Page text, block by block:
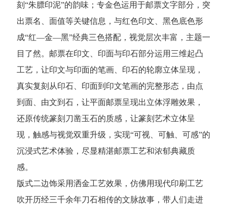
刻“朱膘印泥”的韵味；专金色运用于邮票文字部分，突
出票名、面值等关键信息，与红色印文、黑色底色形
成“红—金—黑”经典三色搭配，视觉层次丰富，主题一
目了然。邮票在印文、印面与印石部分运用三维起凸
工艺，让印文与印面的笔画、印石的轮廓立体呈现，
真实复刻从印石、印面到印文笔画的完整形态，由点
到面、由文到石，让平面邮票呈现出立体浮雕效果，
还原传统篆刻刀凿玉石的质感，让篆刻艺术立体呈
现，触感与视觉双重升级，实现“可视、可触、可感”的
沉浸式艺术体验，尽显精湛邮票工艺和浓郁典藏质
感。
版式二边饰采用洒金工艺效果，仿佛用现代印刷工艺
吹开历经三千余年刀石相传的文脉故事，带人们走进